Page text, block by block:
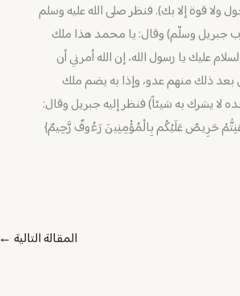
قوة إلا بك). فنظر صلى الله عليه وسلم
جبريل وسلّم) وقال: يا محمد هذا ملك
عليك يا رسول الله، إن الله أمرني أن
ذلك منهم عدو، وإذا به يضم ملك
لا يشرك به شيئاً) فنظر إليه جبريل وقال:
حَرِيصٌ عَلَيْكُم بِالْمُؤْمِنِينَ رَءُوفٌ رَّحِيمٌ}
المقالة التالية ←